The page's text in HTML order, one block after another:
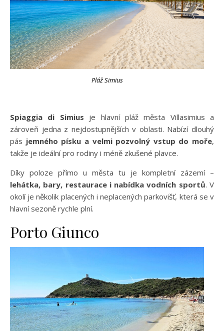
Pláž Simius
Spiaggia di Simius je hlavní pláž města Villasimius a
zároveň jedna z nejdostupnějších v oblasti. Nabízí dlouhý
pás jemného písku a velmi pozvolný vstup do moře,
takže je ideální pro rodiny i méně zkušené plavce.
Díky poloze přímo u města tu je kompletní zázemí –
lehátka, bary, restaurace i nabídka vodních sportů. V
okolí je několik placených i neplacených parkovišť, která se v
hlavní sezoně rychle plní.
Porto Giunco